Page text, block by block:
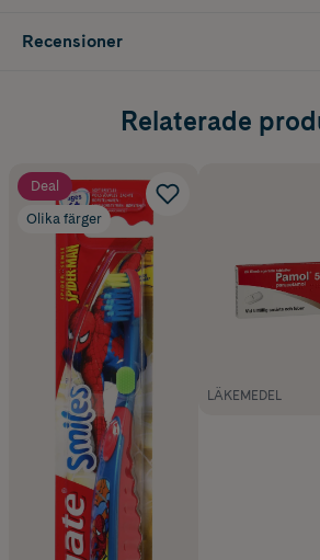
Recensioner
Relaterade
Deal
Olika färger
LÄKEMEDEL